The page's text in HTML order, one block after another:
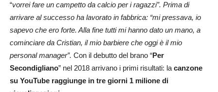
“vorrei fare un campetto da calcio per i ragazzi”. Prima di
arrivare al successo ha lavorato in fabbrica: “mi pressava, io
sapevo che ero forte. Alla fine tutti mi hanno dato un mano, a
cominciare da Cristian, il mio barbiere che oggi è il mio
personal manager”. Con il debutto del brano “Per
Secondigliano” nel 2018 arrivano i primi risultati: lacanzone
su YouTube raggiunge in tre giorni 1 milione di